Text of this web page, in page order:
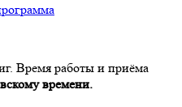
Время работы и приёма
времени.